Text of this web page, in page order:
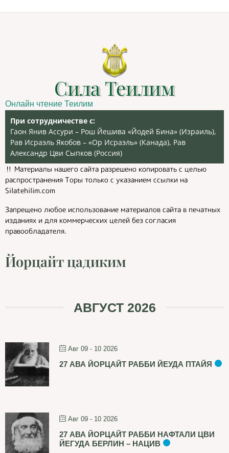
Сила Теилим
Онлайн чтение Теилим
При сотрудничестве с:
Гаон Янив Ассури – Рош Йешива «Йодей Бина» (Израиль),
Рав Исраэль Якобов – «Ор Исраэль» (Канада), Рав
Александр Цви Сыпков (Россия)
‼️ Материалы нашего сайта разрешено копировать с целью
распространения Торы только с указанием ссылки на
Silatehilim.com
Запрещено любое использование материалов сайта в печатных
изданиях и для коммерческих целей без согласия
правообладателя.
Йорцайт цадиким
АВГУСТ 2026
Авг 09 - 10 2026
27 АВА ЙОРЦАЙТ РАББИ ЙЕУДА ПТАЙЯ
Авг 09 - 10 2026
27 АВА ЙОРЦАЙТ РАББИ НАФТАЛИ ЦВИ
ЙЕГУДА БЕРЛИН – НАЦИВ